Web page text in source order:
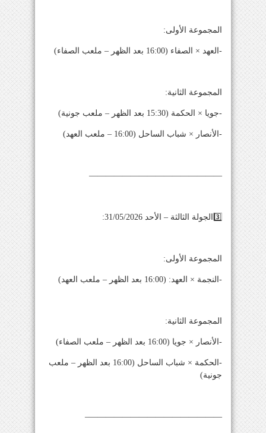
المجموعة الأولى:
-العهد × الصفاء (16:00 بعد الظهر – ملعب الصفاء)
المجموعة الثانية:
-جويا × الحكمة (15:30 بعد الظهر – ملعب جونية)
-الأنصار × شباب الساحل (16:00 – ملعب العهد)
————————————————
3️⃣الجولة الثالثة – الأحد 31/05/2026:
المجموعة الأولى:
-النجمة × العهد: (16:00 بعد الظهر – ملعب العهد)
المجموعة الثانية:
-الأنصار × جويا (16:00 بعد الظهر – ملعب الصفاء)
-الحكمة × شباب الساحل (16:00 بعد الظهر – ملعب
جونية)
————————————————–